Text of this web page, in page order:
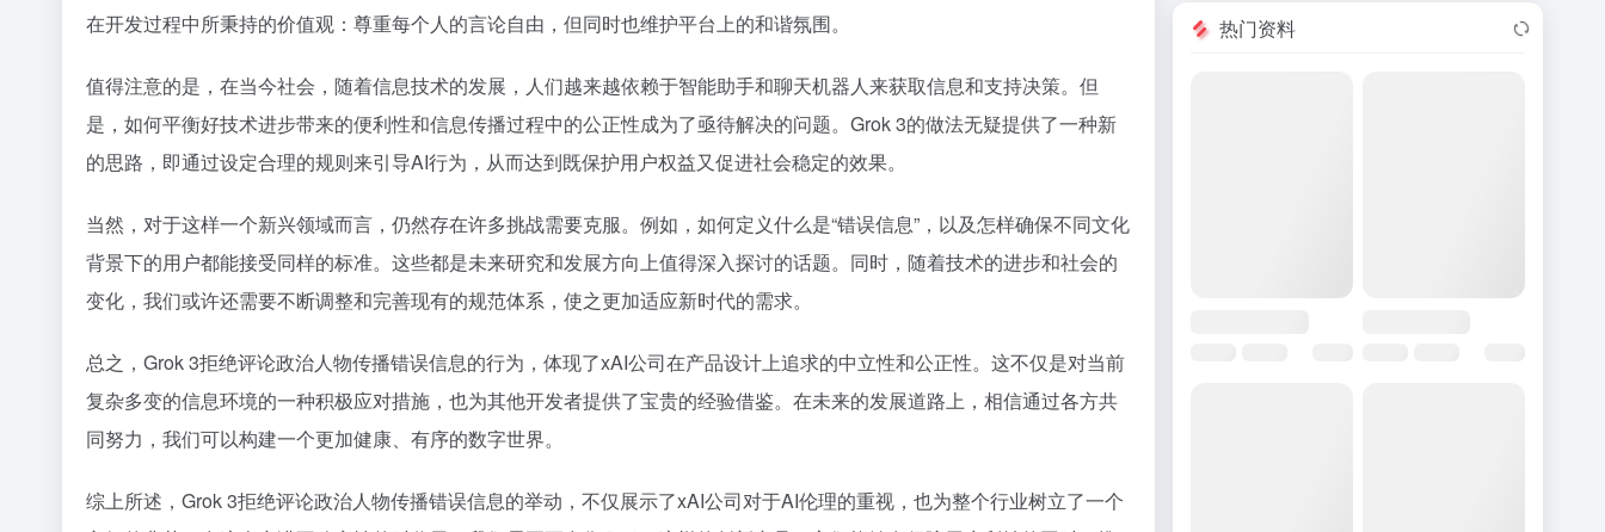
在开发过程中所秉持的价值观：尊重每个人的言论自由，但同时也维护平台上的和谐氛围。
值得注意的是，在当今社会，随着信息技术的发展，人们越来越依赖于智能助手和聊天机器人来获取信息和支持决策。但
是，如何平衡好技术进步带来的便利性和信息传播过程中的公正性成为了亟待解决的问题。Grok 3的做法无疑提供了一种新
的思路，即通过设定合理的规则来引导AI行为，从而达到既保护用户权益又促进社会稳定的效果。
当然，对于这样一个新兴领域而言，仍然存在许多挑战需要克服。例如，如何定义什么是“错误信息”，以及怎样确保不同文化
背景下的用户都能接受同样的标准。这些都是未来研究和发展方向上值得深入探讨的话题。同时，随着技术的进步和社会的
变化，我们或许还需要不断调整和完善现有的规范体系，使之更加适应新时代的需求。
总之，Grok 3拒绝评论政治人物传播错误信息的行为，体现了xAI公司在产品设计上追求的中立性和公正性。这不仅是对当前
复杂多变的信息环境的一种积极应对措施，也为其他开发者提供了宝贵的经验借鉴。在未来的发展道路上，相信通过各方共
同努力，我们可以构建一个更加健康、有序的数字世界。
综上所述，Grok 3拒绝评论政治人物传播错误信息的举动，不仅展示了xAI公司对于AI伦理的重视，也为整个行业树立了一个
热门资料